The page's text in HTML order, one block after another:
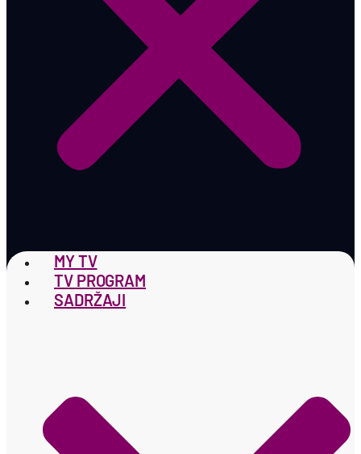
MY TV
TV PROGRAM
SADRŽAJI